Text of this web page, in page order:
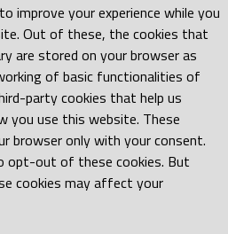
improve your experience while you
Out of these, the cookies that
are stored on your browser as
of basic functionalities of
party cookies that help us
you use this website. These
browser only with your consent.
opt-out of these cookies. But
cookies may affect your